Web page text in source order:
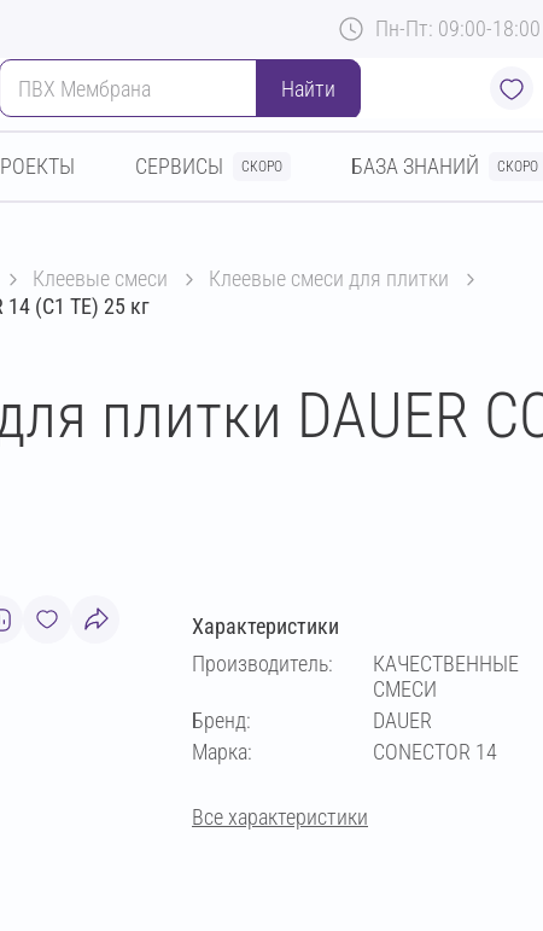
Пн-Пт: 09:00-18:00
Найти
СЕРВИСЫ СКОРО БАЗА ЗНАНИЙ СКОРО
клеевые смеси
клеевые смеси для плитки
14 (C1 TE) 25 кг
плитки DAUER
Характеристики
Производитель:
КАЧЕСТВЕННЫЕ
СМЕСИ
Бренд:
DAUER
Марка:
CONECTOR 14
Все характеристики